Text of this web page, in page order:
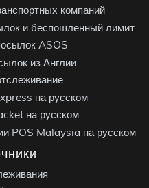
компаний
и беспошленный лимит
ASOS
из Англии
на русском
на русском
POS Malaysia на русском